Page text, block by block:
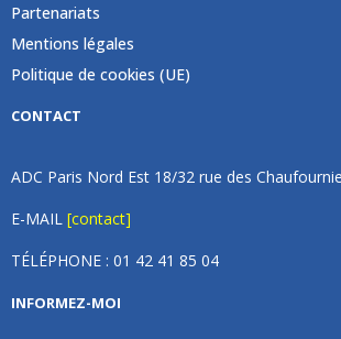
Partenariats
Mentions légales
Politique de cookies (UE)
CONTACT
ADC Paris Nord Est 18/32 rue des
E-MAIL [contact]
TÉLÉPHONE : 01 42 41 85 04
INFORMEZ-MOI